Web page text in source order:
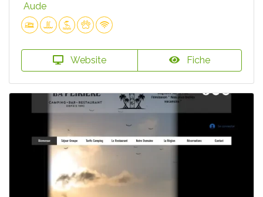
Aude
Website Fiche